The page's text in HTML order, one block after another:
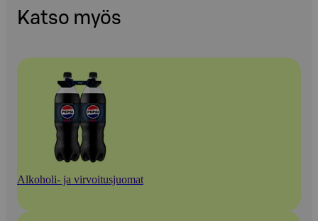
Katso myös
Alkoholi- ja virvoitusjuomat